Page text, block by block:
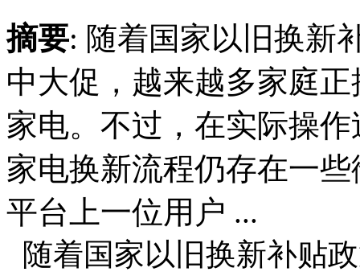
摘要: 随着国家以旧换新
中大促，越来越多家庭
家电。不过，在实际操
家电换新流程仍存在一
平台上一位用户 ...
随着国家以旧换新补贴